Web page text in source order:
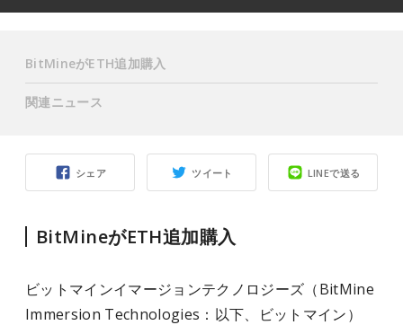
シェア ツイート LINEで送る
BitMineがETH追加購入
ビットマインイマージョンテクノロジーズ（BitMine
Immersion Technologies：以下、ビットマイン）
BitMineがETH追加購入
関連ニュース